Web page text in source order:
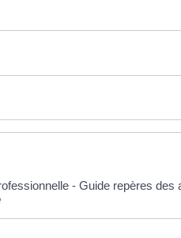
- Guide repères des